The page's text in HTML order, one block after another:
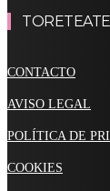
TORETEATE
CONTACTO
AVISO LEGAL
POLÍTICA DE
COOKIES